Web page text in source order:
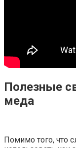
Полезные
меда
Помимо того, что